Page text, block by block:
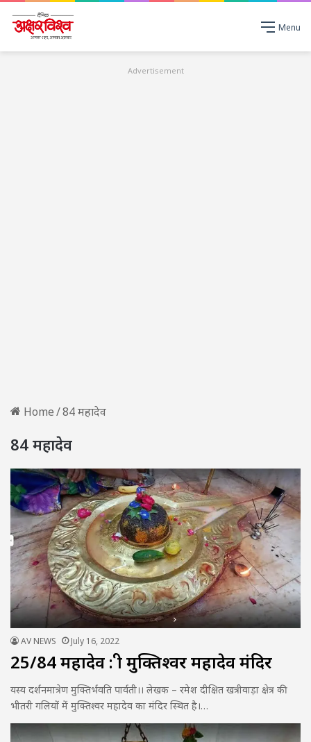
Menu
Advertisement
Home/84 महादेव
84 महादेव
AV NEWS July 16, 2022
25/84 महादेव : श्री मुक्तिश्वर महादेव मंदिर
यस्य दर्शनमात्रेण मुक्तिर्भवति पार्वती।। लेखक – रमेश दीक्षित खत्रीवाड़ा क्षेत्र की
भीतरी गलियों में मुक्तिश्वर महादेव का मंदिर स्थित है।…